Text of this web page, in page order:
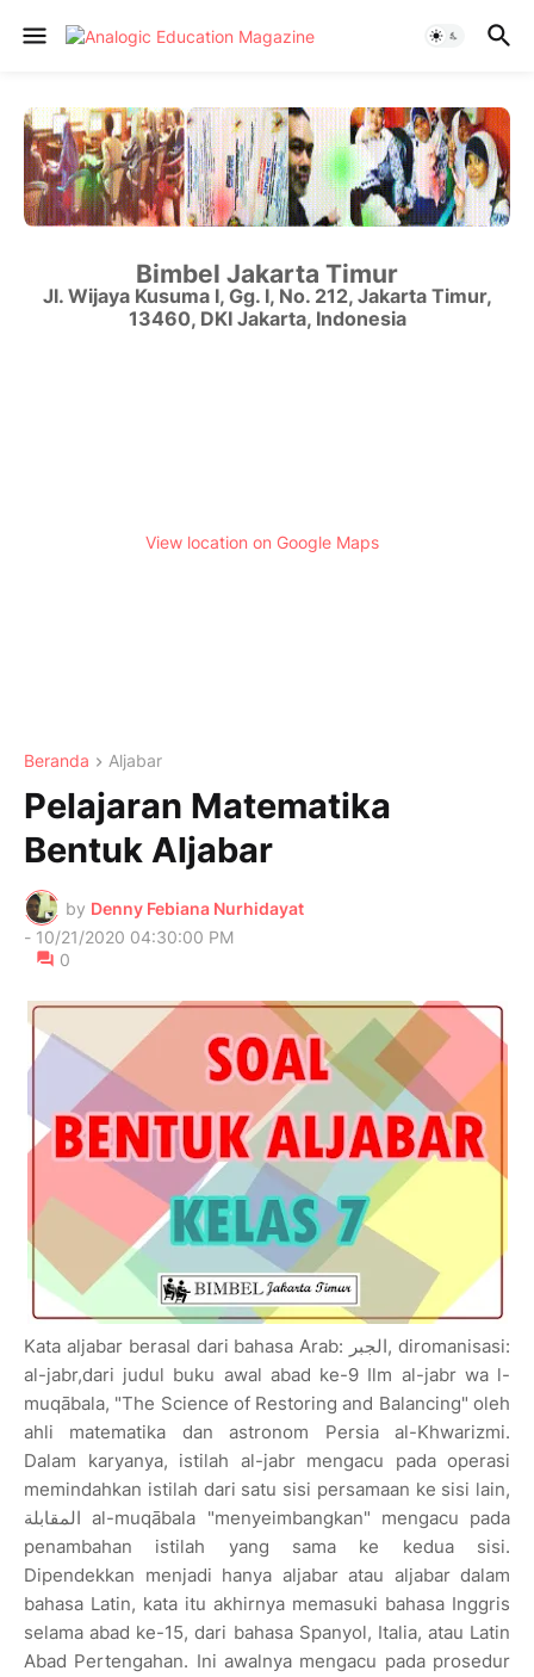
Bimbel Jakarta Timur
Jl. Wijaya Kusuma I, Gg. I, No. 212, Jakarta Timur,
13460, DKI Jakarta, Indonesia
View location on Google Maps
Beranda Aljabar
Pelajaran Matematika
Bentuk Aljabar
by Denny Febiana Nurhidayat
- 10/21/2020 04:30:00 PM
0
Kata aljabar berasal dari bahasa Arab: الجبر‎, diromanisasi:
al-jabr,dari judul buku awal abad ke-9 Ilm al-jabr wa l-
muqābala, "The Science of Restoring and Balancing" oleh
ahli matematika dan astronom Persia al-Khwarizmi.
Dalam karyanya, istilah al-jabr mengacu pada operasi
memindahkan istilah dari satu sisi persamaan ke sisi lain,
المقابلة al-muqābala "menyeimbangkan" mengacu pada
penambahan istilah yang sama ke kedua sisi.
Dipendekkan menjadi hanya aljabar atau aljabar dalam
bahasa Latin, kata itu akhirnya memasuki bahasa Inggris
selama abad ke-15, dari bahasa Spanyol, Italia, atau Latin
Abad Pertengahan. Ini awalnya mengacu pada prosedur